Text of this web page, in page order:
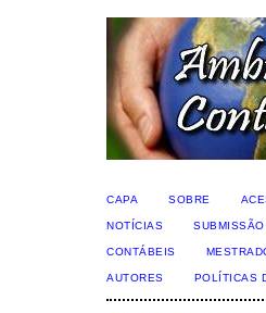
CAPA SOBRE
NOTÍCIAS
CONTÁBEIS
AUTORES POLÍTICAS